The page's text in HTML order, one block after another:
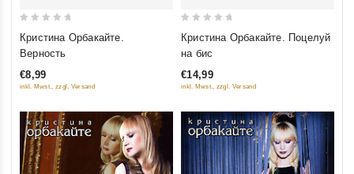
out
5
Кристина Орбакайте.
Верность
€8,99
inkl. Mwst., zzgl. Versand
out
5
Кристина Орбакайте. Поцелуй
на бис
€14,99
inkl. Mwst., zzgl. Versand